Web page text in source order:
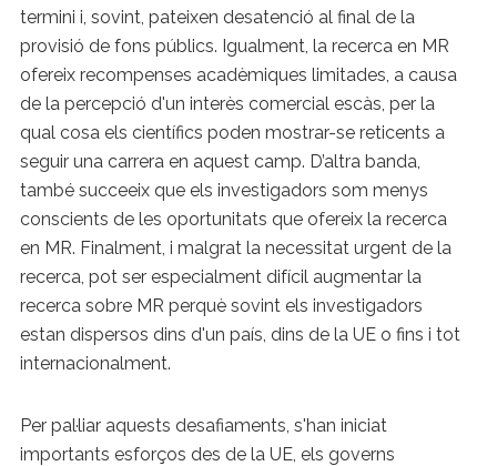
termini i, sovint, pateixen desatenció al final de la
provisió de fons públics. Igualment, la recerca en MR
ofereix recompenses acadèmiques limitades, a causa
de la percepció d'un interès comercial escàs, per la
qual cosa els científics poden mostrar-se reticents a
seguir una carrera en aquest camp. D’altra banda,
també succeeix que els investigadors som menys
conscients de les oportunitats que ofereix la recerca
en MR. Finalment, i malgrat la necessitat urgent de la
recerca, pot ser especialment difícil augmentar la
recerca sobre MR perquè sovint els investigadors
estan dispersos dins d'un país, dins de la UE o fins i tot
internacionalment.
Per pal·liar aquests desafiaments, s'han iniciat
importants esforços des de la UE, els governs